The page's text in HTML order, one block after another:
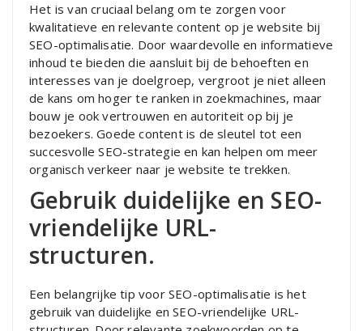
Het is van cruciaal belang om te zorgen voor
kwalitatieve en relevante content op je website bij
SEO-optimalisatie. Door waardevolle en informatieve
inhoud te bieden die aansluit bij de behoeften en
interesses van je doelgroep, vergroot je niet alleen
de kans om hoger te ranken in zoekmachines, maar
bouw je ook vertrouwen en autoriteit op bij je
bezoekers. Goede content is de sleutel tot een
succesvolle SEO-strategie en kan helpen om meer
organisch verkeer naar je website te trekken.
Gebruik duidelijke en SEO-
vriendelijke URL-
structuren.
Een belangrijke tip voor SEO-optimalisatie is het
gebruik van duidelijke en SEO-vriendelijke URL-